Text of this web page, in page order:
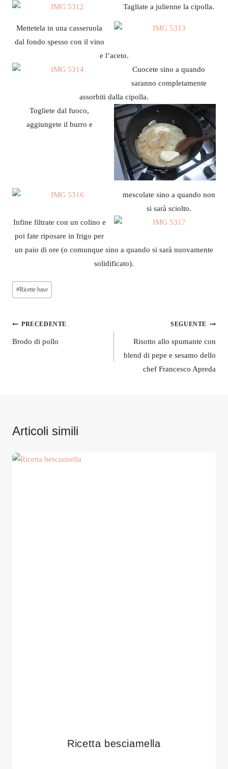
Tagliate a julienne la cipolla.
Mettetela in una casseruola
dal fondo spesso con il vino
e l’aceto.
Cuocete sino a quando
saranno completamente
assorbiti dalla cipolla.
Togliete dal fuoco,
aggiungete il burro e
mescolate sino a quando non
si sarà sciolto.
Infine filtrate con un colino e
poi fate riposare in frigo per
un paio di ore (o comunque sino a quando si sarà nuovamente
solidificato).
Tag
articolo:
#Ricette base
Navigazione
articoli
PRECEDENTE
Brodo di pollo
SEGUENTE
Risotto allo spumante con
blend di pepe e sesamo dello
chef Francesco Apreda
Articoli simili
Ricetta besciamella